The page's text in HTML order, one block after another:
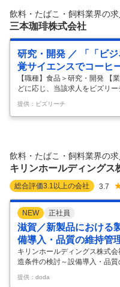
勤、土日休み※夜勤はございま
めの工事立会で出勤していただ
飲料・たばこ・飼料業界の求
三本珈琲株式会社
研究・開発 ／ 「「ビ
覚サイエンスでコーヒ
フ／次世代責任者候補
【職種】食品＞研究・開発 【
どに応じ、当該求人をビズリ
があります 私たちは、「ちょ
というビジョンを掲げ、「一
る」ことをミッションとして
本ポジションでは、あなたの
す。 ■ポジションのミッション
品開発から品質管理、データ分
補として、技術…
提供：ビズリーチ
飲料・たばこ・飼料業界の求
キリンホールディングス
総合評価3.1 以上の会社 3.7
NEW 正社員
滋賀／新製品における
備導入・品質の維持管
キリンホールディングス株式
造条件の検討～設備導入・品
内容】 【滋賀】新製品におけ
品質の維持管理 ※パッケージ
提供：doda